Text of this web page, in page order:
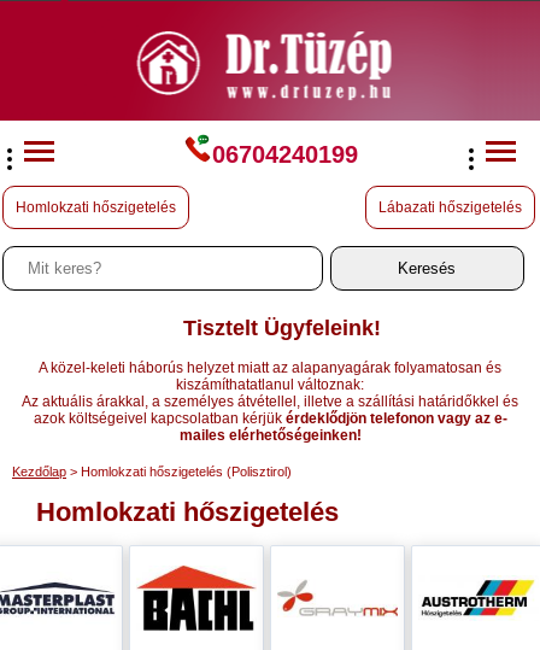
06704240199
Homlokzati hőszigetelés Lábazati hőszigetelés
Tisztelt Ügyfeleink!
A közel-keleti háborús helyzet miatt az alapanyagárak folyamatosan és
kiszámíthatatlanul változnak:
Az aktuális árakkal, a személyes átvétellel, illetve a szállítási határidőkkel és
azok költségeivel kapcsolatban kérjük érdeklődjön telefonon vagy az e-
mailes elérhetőségeinken!
Kezdőlap > Homlokzati hőszigetelés (Polisztirol)
Homlokzati hőszigetelés